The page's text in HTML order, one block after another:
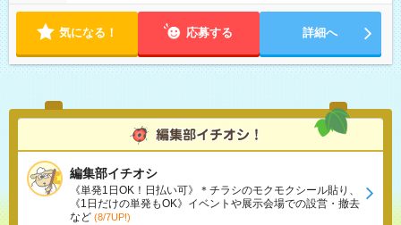
気になる！ 応募する 詳細へ
編集部イチオシ
《単発1日OK！日払い可》＊チラシのモクモクシール貼り、
《1日だけの単発もOK》イベントや展示会場での設営・撤去
など (8/7UP!)